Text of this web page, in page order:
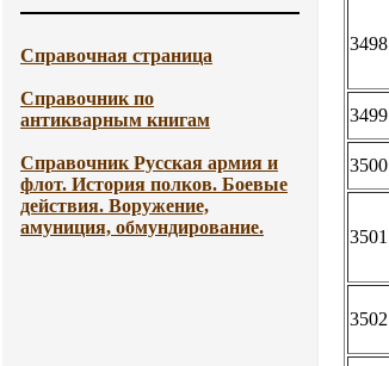
Справочная страница
Справочник по
антикварным книгам
Справочник Русская армия и
флот. История полков. Боевые
действия. Воружение,
амуниция, обмундирование.
3498
3499
3500
3501
3502